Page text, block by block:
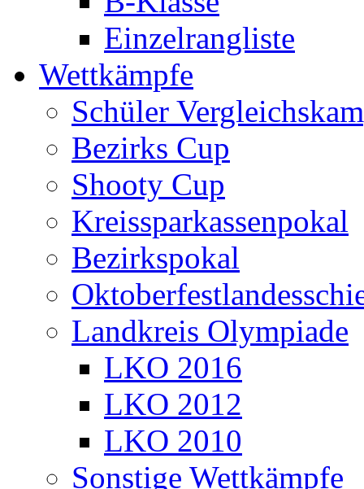
Einzelrangliste
Wettkämpfe
Schüler
Bezirks Cup
Shooty Cup
Kreissparkassenpokal
Bezirkspokal
Landkreis Olympiade
LKO 2016
LKO 2012
LKO 2010
Sonstige Wettkämpfe